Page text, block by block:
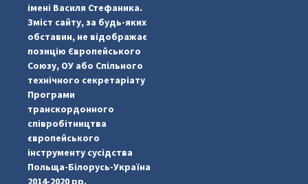
#PipIvanToday
імені Василя Стефаника.
Зміст сайту, за будь-яких
обставин, не відображає
позицію Європейського
Союзу, ОУ або Спільного
технічного секретаріату
Програми
транскордонного
співробітництва
європейського
інструменту сусідства
Польща-Білорусь-Україна
2014-2020 рр.